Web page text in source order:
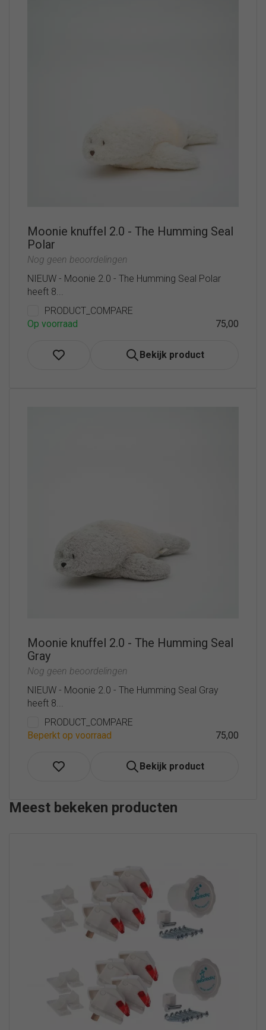
Moonie knuffel 2.0 - The Humming Seal
Polar
Nog geen beoordelingen
NIEUW - Moonie 2.0 - The Humming Seal Polar
heeft 8...
PRODUCT_COMPARE
Op voorraad
75,00
Bekijk product
Moonie knuffel 2.0 - The Humming Seal
Gray
Nog geen beoordelingen
NIEUW - Moonie 2.0 - The Humming Seal Gray
heeft 8...
PRODUCT_COMPARE
Beperkt op voorraad
75,00
Bekijk product
Meest bekeken producten